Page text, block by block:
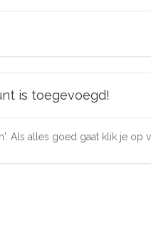
is toegevoegd!
Als alles goed gaat klik je